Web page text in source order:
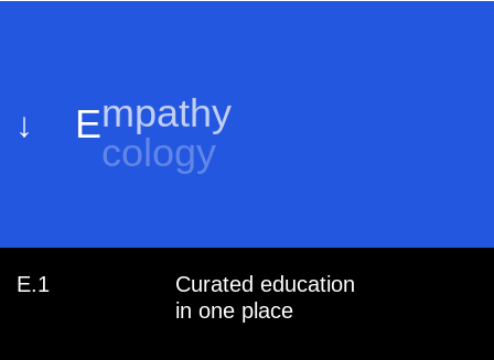
↓ Ecology
E.1
Curated education
in one place